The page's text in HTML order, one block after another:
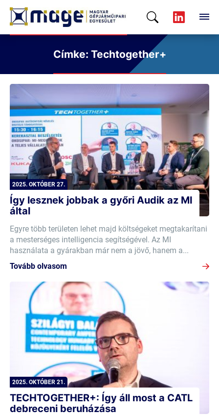
Címke: Techtogether+
2025. OKTÓBER 27.
Így lesznek jobbak a győri Audik az MI
által
Egyre több területen lehet majd költségeket megtakarítani
a mesterséges intelligencia segítségével. Az MI
használata a gyárakban már nem a jövő, hanem a...
Tovább olvasom
2025. OKTÓBER 21.
TECHTOGETHER+: Így áll most a CATL
debreceni beruházása